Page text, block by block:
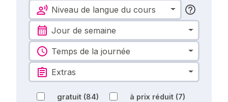
Niveau de langue du cours
Jour de semaine
Temps de la journée
Extras
gratuit (84) à prix réduit (7)